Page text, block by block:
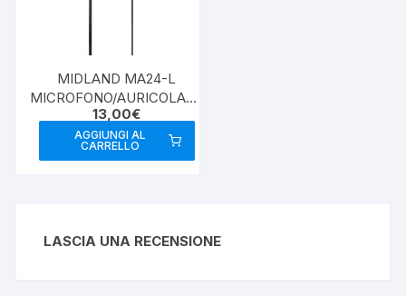
MIDLAND MA24-L
MICROFONO/AURICOLARE
2PIN MIDLAND
13,00€
AGGIUNGI AL
CARRELLO
LASCIA UNA RECENSIONE